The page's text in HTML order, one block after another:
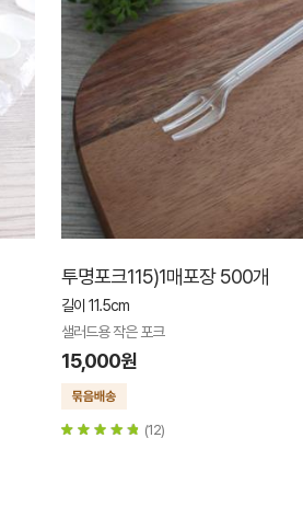
투명포크115)1매포장 500개
길이 11.5cm
샐러드용 작은 포크
15,000원
(12)